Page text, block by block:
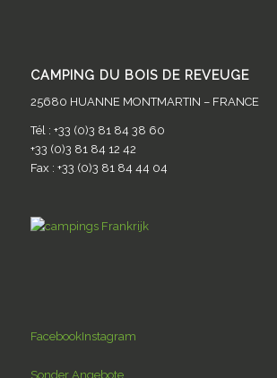
CAMPING DU BOIS DE REVEUGE
25680 HUANNE MONTMARTIN – FRANCE
Tél : +33 (0)3 81 84 38 60
+33 (0)3 81 84 12 42
Fax : +33 (0)3 81 84 44 04
FacebookInstagram
Sonder Angebote